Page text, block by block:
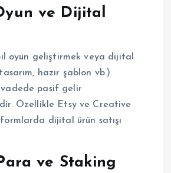
ve Dijital
geliştirmek veya dijital
hazır şablon vb.)
vadede pasif gelir
Özellikle Etsy ve Creative
dijital ürün satışı
ve Staking